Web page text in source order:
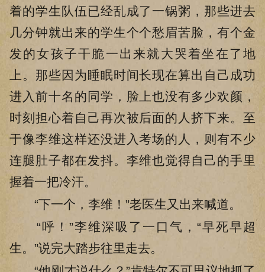
着的学生队伍已经乱成了一锅粥，那些进去
几分钟就出来的学生个个愁眉苦脸，有个金
发的女孩子干脆一出来就大哭着坐在了地
上。那些因为睡眠时间长现在算出自己成功
进入前十名的同学，脸上也没有多少欢颜，
时刻担心着自己再次被后面的人挤下来。至
于像李维这样还没进入考场的人，则有不少
连腿肚子都在发抖。李维也觉得自己的手里
握着一把冷汗。
“下一个，李维！”老医生又出来喊道。
“呼！”李维深吸了一口气，“早死早超
生。”说完大踏步往里走去。